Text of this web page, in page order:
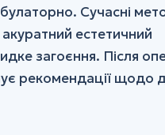
Сучасні
естетичний
загоєння. Після
рекомендації щодо